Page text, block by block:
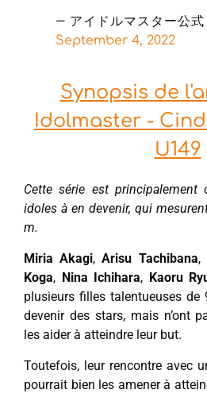
— アイドルマスター公式
September 4, 2022
Synopsis de
Idolmaster -
U149
Cette série est principalement
idoles à en devenir, qui
m.
Miria Akagi,Arisu Tachibana,
Koga, Nina Ichihara, Kaoru
plusieurs filles talentueuses
devenir des stars, mais n’ont
les aider à atteindre leur but.
Toutefois, leur rencontre avec
pourrait bien les amener à